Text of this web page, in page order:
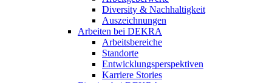
Diversity & Nachhaltigkeit
Auszeichnungen
Arbeiten bei DEKRA
Arbeitsbereiche
Standorte
Entwicklungsperspektiven
Karriere Stories